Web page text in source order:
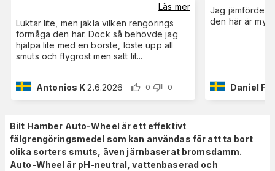
Läs mer
Luktar lite, men jäkla vilken rengörings
förmåga den har. Dock så behövde jag
hjälpa lite med en borste, löste upp all
smuts och flygrost men satt lit...
Antonios K 2.6.2026 0 0
Jag jämförde
den här är
Daniel F
Bilt Hamber Auto-Wheel är ett effektivt
fälgrengöringsmedel som kan användas för att ta bort
olika sorters smuts, även järnbaserat bromsdamm.
Auto-Wheel är pH-neutral, vattenbaserad och